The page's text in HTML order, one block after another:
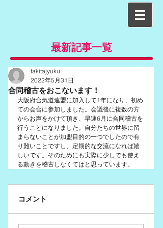
最新記事一覧
合同稽古をおこないます！
takitajyuku
2022年5月31日
大阪府合気道連盟に加入して1年になり、初め
ての会合に参加しました。会議後に複数の方
からお声をかけて頂き、早速6月に合同稽古を
行うことになりました。自分たちの世界に留
まらないことが加盟目的の一つでしたので有
り難いことですし、定期的な交流になれば嬉
しいです。そのためにも実際に少しでも使え
る動きを稽古しなくてはと思っています。
コメント